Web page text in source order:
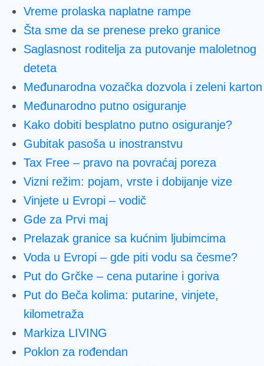
Vreme prolaska naplatne rampe
Šta sme da se prenese preko granice
Saglasnost roditelja za putovanje maloletnog
deteta
Međunarodna vozačka dozvola i zeleni karton
Međunarodno putno osiguranje
Kako dobiti besplatno putno osiguranje?
Gubitak pasoša u inostranstvu
Tax Free – pravo na povraćaj poreza
Vizni režim: pojam, vrste i dobijanje vize
Vinjete u Evropi – vodič
Gde za Prvi maj
Prelazak granice sa kućnim ljubimcima
Voda u Evropi – gde piti vodu sa česme?
Put do Grčke – cena putarine i goriva
Put do Beča kolima: putarine, vinjete,
kilometraža
Markiza LIVING
Poklon za rođendan